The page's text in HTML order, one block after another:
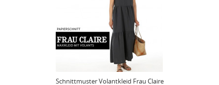
Schnittmuster Volantkleid Frau Claire